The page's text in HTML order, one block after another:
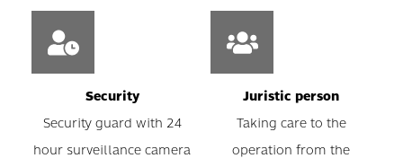
Security
Security guard with 24
hour surveillance camera
Juristic person
Taking care to the
operation from the